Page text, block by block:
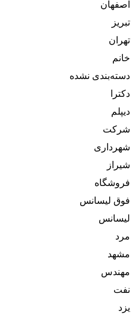
اصفهان
تبریز
تهران
خانم
دسته‌بندی نشده
دکترا
دیپلم
شرکت
شهرداری
شیراز
فروشگاه
فوق لیسانس
لیسانس
مرد
مشهد
مهندس
نفت
یزد